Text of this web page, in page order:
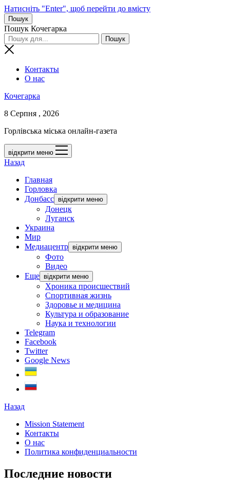
Натисніть "Enter", щоб перейти до вмісту
Пошук
Пошук Кочегарка
Контакты
О нас
Кочегарка
8 Серпня , 2026
Горлівська міська онлайн-газета
відкрити меню
Назад
Главная
Горловка
Донбасс відкрити меню
Донецк
Луганск
Украина
Мир
Медиацентр відкрити меню
Фото
Видео
Еще відкрити меню
Хроника происшествий
Спортивная жизнь
Здоровье и медицина
Культура и образование
Наука и технологии
Telegram
Facebook
Twitter
Google News
Назад
Mission Statement
Контакты
О нас
Политика конфиденциальности
Последние новости